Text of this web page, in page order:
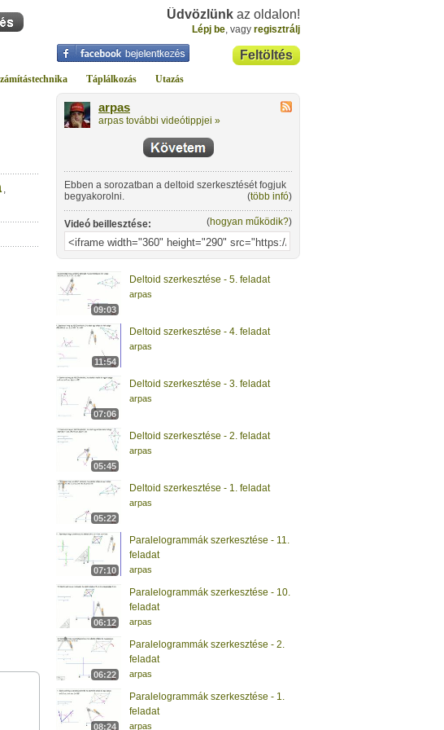
Üdvözlünk az oldalon!
Lépj be, vagy regisztrálj
Feltöltés
Táplálkozás Utazás
,
arpas
arpas további videótippjei »
Ebben a sorozatban a deltoid szerkesztését fogjuk
begyakorolni.
(több infó)
Videó beillesztése: (hogyan működik?)
09:03
Deltoid szerkesztése - 5. feladat
arpas
11:54
Deltoid szerkesztése - 4. feladat
arpas
07:06
Deltoid szerkesztése - 3. feladat
arpas
05:45
Deltoid szerkesztése - 2. feladat
arpas
05:22
Deltoid szerkesztése - 1. feladat
arpas
07:10
Paralelogrammák szerkesztése - 11.
feladat
arpas
06:12
Paralelogrammák szerkesztése - 10.
feladat
arpas
06:22
Paralelogrammák szerkesztése - 2.
feladat
arpas
08:24
Paralelogrammák szerkesztése - 1.
feladat
arpas